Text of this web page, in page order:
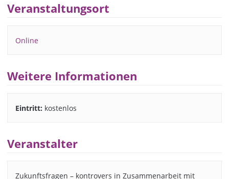
Veranstaltungsort
Online
Weitere Informationen
Eintritt: kostenlos
Veranstalter
Zukunftsfragen – kontrovers in Zusammenarbeit mit